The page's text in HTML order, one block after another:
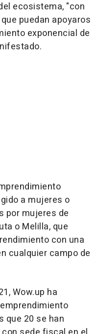
ecosistema, "con
puedan apoyaros
exponencial de
a mujeres o
por mujeres de
o Melilla, que
con una
cualquier campo de
Wow.up ha
que 20 se han